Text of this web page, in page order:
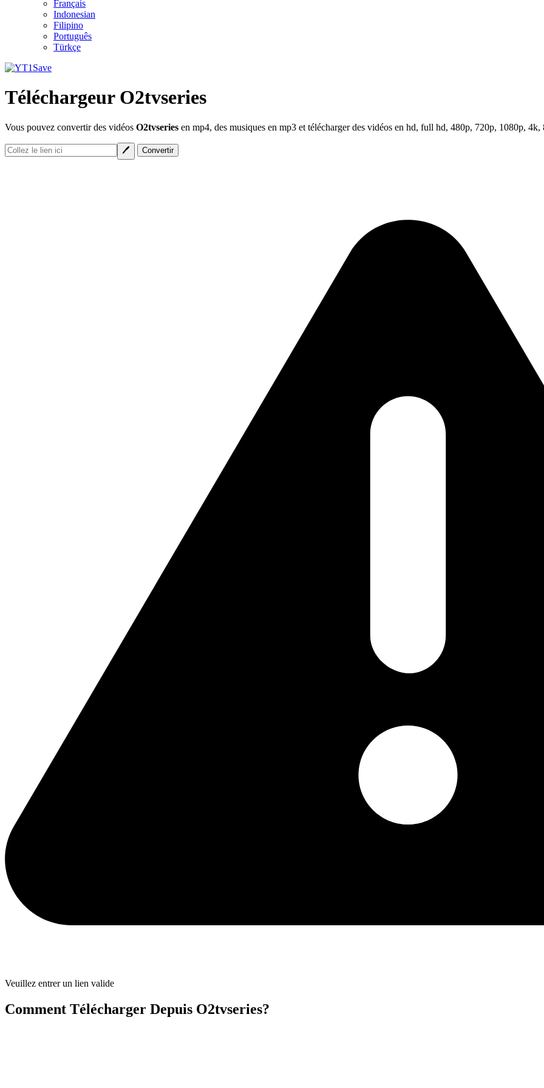
Français
Indonesian
Filipino
Português
Türkçe
Téléchargeur O2tvseries
Vous pouvez convertir des vidéos O2tvseries en mp4, des musiques en mp3 et télécharger des vidéos en hd, full hd, 480p, 720p, 1080p, 4k,
Veuillez entrer un lien valide
Comment Télécharger Depuis O2tvseries?